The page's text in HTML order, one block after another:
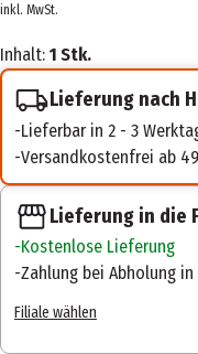
inkl. MwSt.
Inhalt: 1 Stk.
Lieferung nach
Lieferbar in 2 - 3
Versandkostenfrei ab
Lieferung in die
Kostenlose Lieferung
Zahlung bei Abholung
Filiale wählen